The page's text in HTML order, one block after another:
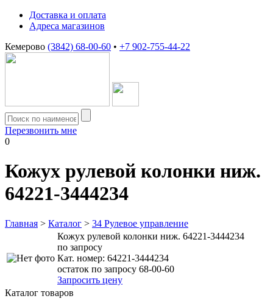
Доставка и оплата
Адреса магазинов
Кемерово (3842) 68-00-60 • +7 902-755-44-22
Перезвонить мне
0
Кожух рулевой колонки ниж.
64221-3444234
Главная > Каталог > 34 Рулевое управление
Кожух рулевой колонки ниж. 64221-3444234
по запросу
Кат. номер: 64221-3444234
остаток по запросу 68-00-60
Запросить цену
Каталог товаров